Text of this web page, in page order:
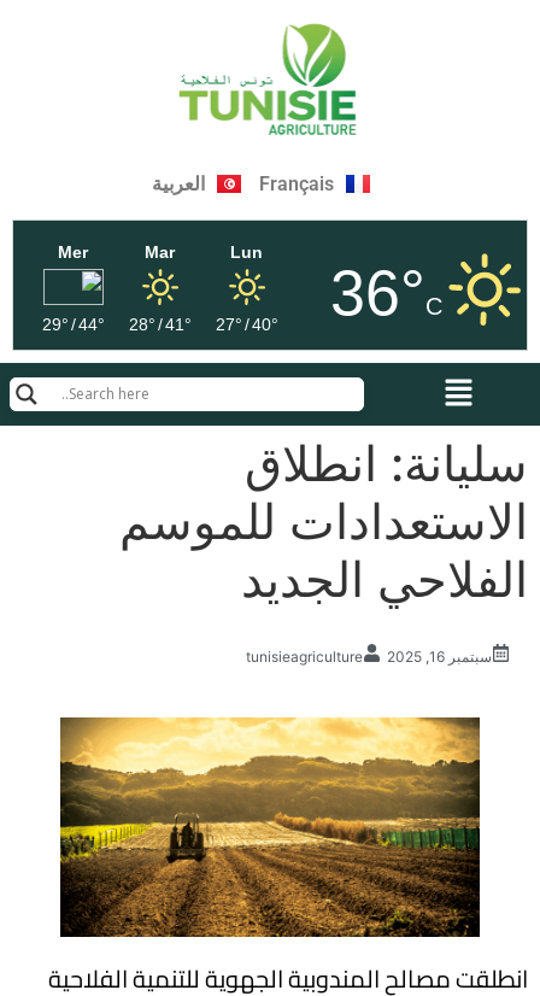
Français العربية
36°C
Lun
40°
/
27°
Mar
41°
/
28°
Mer
44°
/
29°
سليانة: انطلاق
الاستعدادات للموسم
الفلاحي الجديد
سبتمبر 16, 2025 tunisieagriculture
انطلقت مصالح المندوبية الجهوية للتنمية الفلاحية